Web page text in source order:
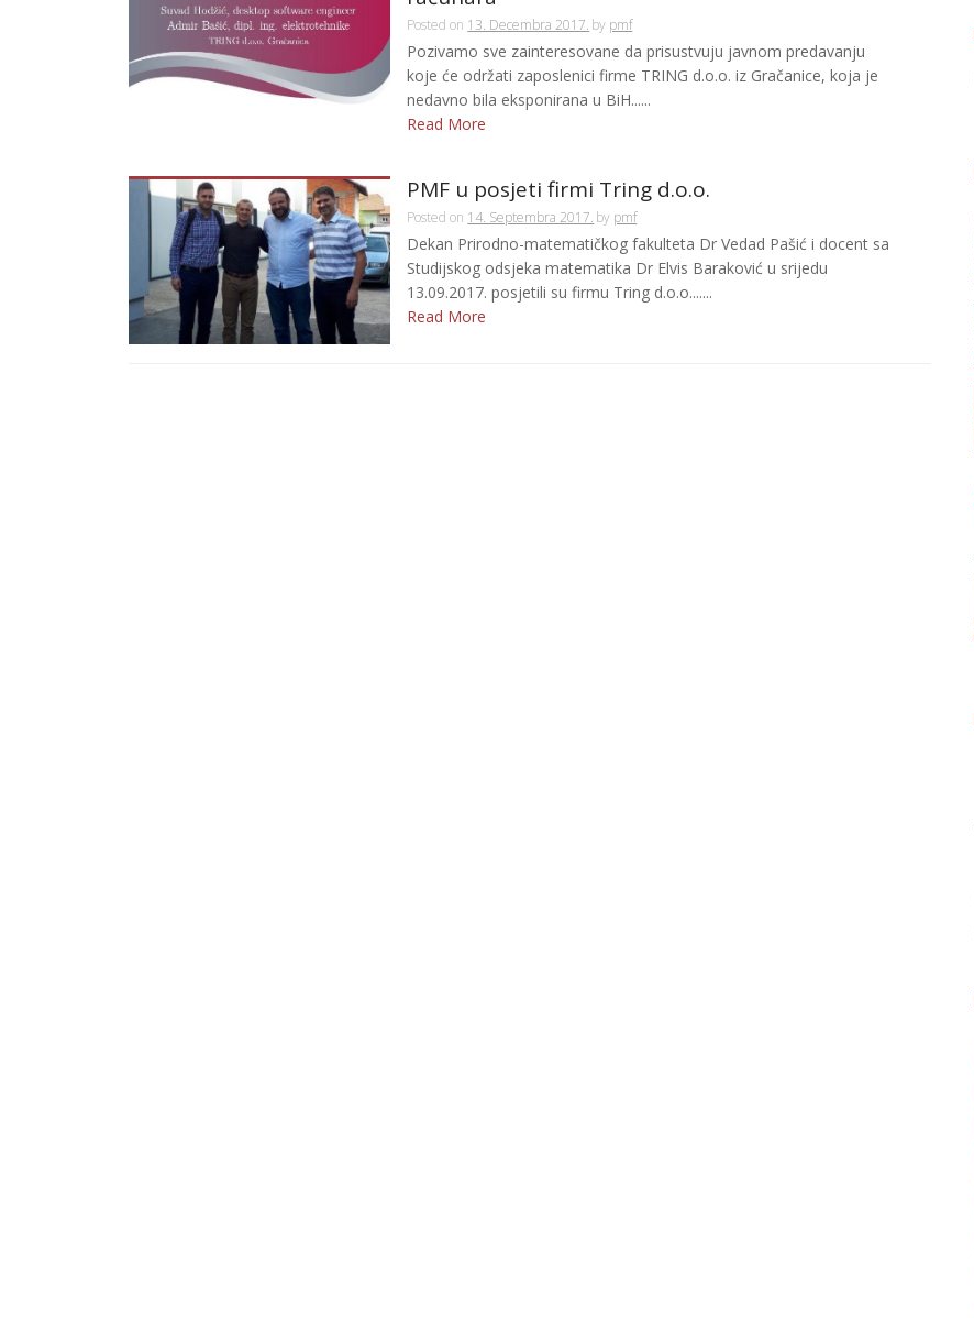
Posted on 13. Decembra 2017. by pmf
Pozivamo sve zainteresovane da prisustvuju javnom predavanju
koje će održati zaposlenici firme TRING d.o.o. iz Gračanice, koja je
nedavno bila eksponirana u BiH......
Read More
PMF u posjeti firmi Tring d.o.o.
Posted on 14. Septembra 2017. by pmf
Dekan Prirodno-matematičkog fakulteta Dr Vedad Pašić i docent sa
Studijskog odsjeka matematika Dr Elvis Baraković u srijedu
13.09.2017. posjetili su firmu Tring d.o.o.......
Read More